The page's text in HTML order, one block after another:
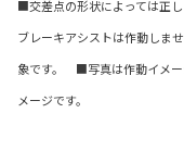
■交差点の形状によっては正
ブレーキアシストは作動し
象です。 ■写真は作動イメ
メージです。